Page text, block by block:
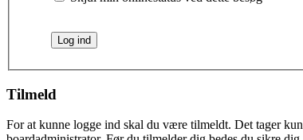
Tilmeld
For at kunne logge ind skal du være tilmeldt. Det tager